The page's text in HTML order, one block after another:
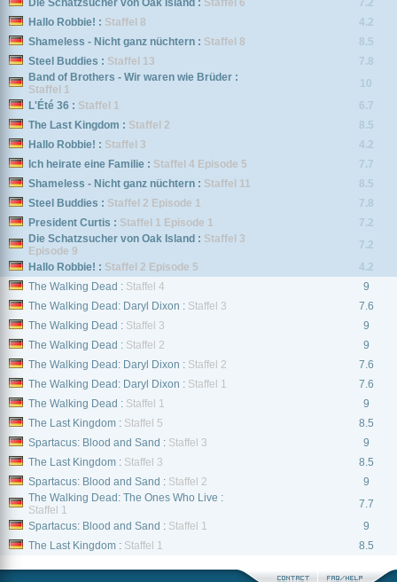
Die Schatzsucher von Oak Island : Staffel 6
7.2
Hallo Robbie! : Staffel 8
4.2
Shameless - Nicht ganz nüchtern : Staffel 8
8.5
Steel Buddies : Staffel 13
7.8
Band of Brothers - Wir waren wie Brüder :
Staffel 1
10
L'Été 36 : Staffel 1
6.7
The Last Kingdom : Staffel 2
8.5
Hallo Robbie! : Staffel 3
4.2
Ich heirate eine Familie : Staffel 4 Episode 5
7.7
Shameless - Nicht ganz nüchtern : Staffel 11
8.5
Steel Buddies : Staffel 2 Episode 1
7.8
President Curtis : Staffel 1 Episode 1
7.2
Die Schatzsucher von Oak Island : Staffel 3
Episode 9
7.2
Hallo Robbie! : Staffel 2 Episode 5
4.2
The Walking Dead : Staffel 4
9
The Walking Dead: Daryl Dixon : Staffel 3
7.6
The Walking Dead : Staffel 3
9
The Walking Dead : Staffel 2
9
The Walking Dead: Daryl Dixon : Staffel 2
7.6
The Walking Dead: Daryl Dixon : Staffel 1
7.6
The Walking Dead : Staffel 1
9
The Last Kingdom : Staffel 5
8.5
Spartacus: Blood and Sand : Staffel 3
9
The Last Kingdom : Staffel 3
8.5
Spartacus: Blood and Sand : Staffel 2
9
The Walking Dead: The Ones Who Live :
Staffel 1
7.7
Spartacus: Blood and Sand : Staffel 1
9
The Last Kingdom : Staffel 1 8.5